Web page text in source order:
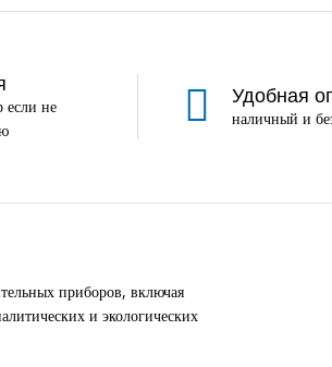
если не
Удобная
наличный и
приборов, включая
и экологических